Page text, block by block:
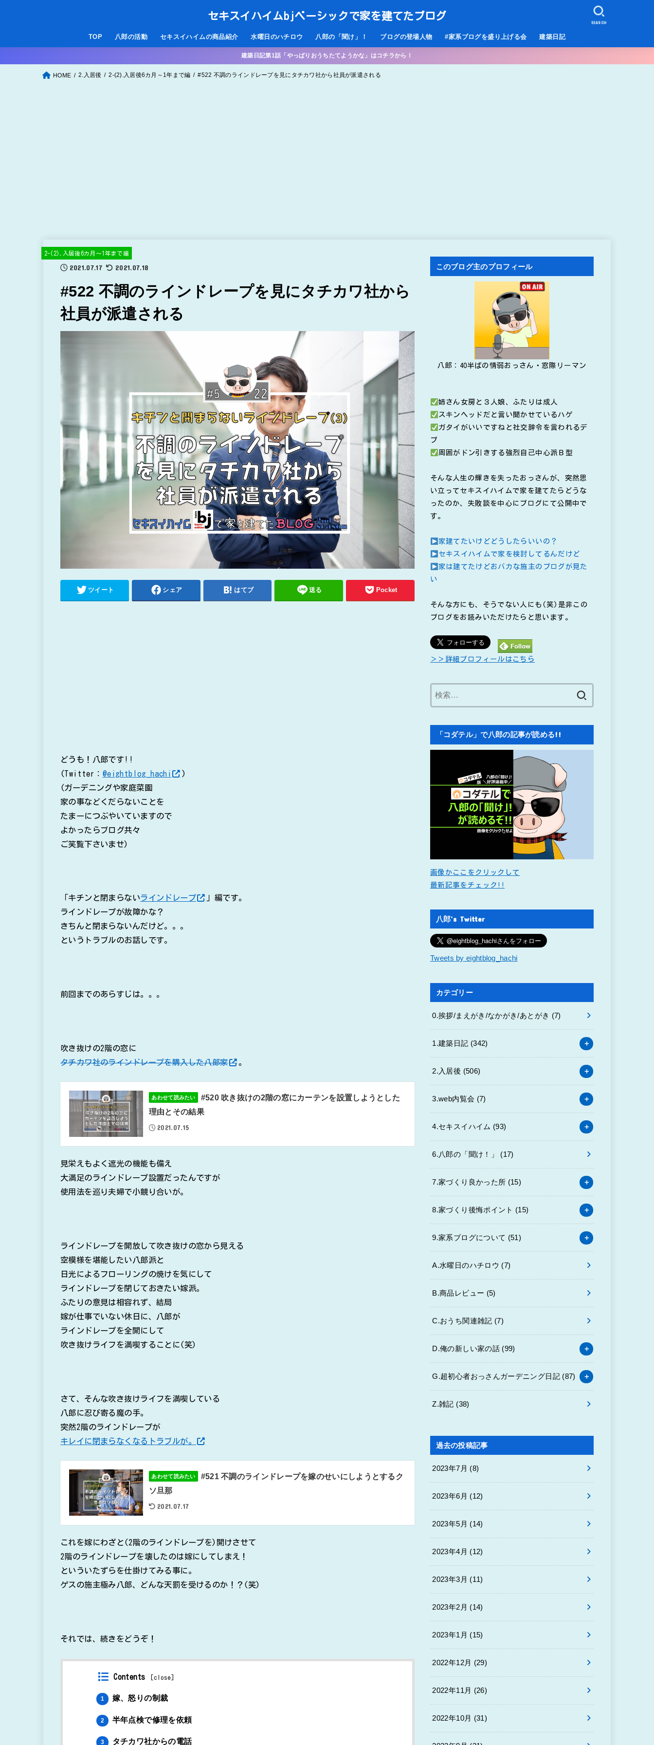
セキスイハイムbjベーシックで家を建てたブログ
TOP 八郎の活動 セキスイハイムの商品紹介 水曜日のハチロウ 八郎の「聞け」！ ブログの登場人物 #家系ブログを盛り上げる会 建築日記
SEARCH
建築日記第1話「やっぱりおうちたてようかな」はコチラから！
HOME 2.入居後 2-(2).入居後6カ月～1年まで編 #522 不調のラインドレープを見にタチカワ社から社員が派遣される
2-(2).入居後6カ月～1年まで編
2021.07.17 2021.07.18
#522 不調のラインドレープを見にタチカワ社から
社員が派遣される
ツイート シェア はてブ 送る Pocket
どうも！八郎です!!
(Twitter： @eightblog_hachi
)
(ガーデニングや家庭菜園
家の事などくだらないことを
たまーにつぶやいていますので
よかったらブログ共々
ご笑覧下さいませ)
「キチンと閉まらないラインドレープ
」編です。
ラインドレープが故障かな？
きちんと閉まらないんだけど。。。
というトラブルのお話しです。
前回までのあらすじは。。。
吹き抜けの2階の窓に
タチカワ社のラインドレープを購入した八郎家
。
あわせて読みたい
#520 吹き抜けの2階の窓にカーテンを設置しようとした
理由とその結果
2021.07.15
見栄えもよく遮光の機能も備え
大満足のラインドレープ設置だったんですが
使用法を巡り夫婦で小競り合いが。
ラインドレープを開放して吹き抜けの窓から見える
空模様を堪能したい八郎派と
日光によるフローリングの焼けを気にして
ラインドレープを閉じておきたい嫁派。
ふたりの意見は相容れず、結局
嫁が仕事でいない休日に、八郎が
ラインドレープを全開にして
吹き抜けライフを満喫することに(笑)
さて、そんな吹き抜けライフを満喫している
八郎に忍び寄る魔の手。
突然2階のラインドレープが
キレイに閉まらなくなるトラブルが。
あわせて読みたい
#521 不調のラインドレープを嫁のせいにしようとするク
ソ旦那
2021.07.17
これを嫁にわざと(2階のラインドレープを)開けさせて
2階のラインドレープを壊したのは嫁にしてしまえ！
といういたずらを仕掛けてみる事に。
ゲスの施主極み八郎、どんな天罰を受けるのか！？(笑)
それでは、続きをどうぞ！
Contents close
1 嫁、怒りの制裁
2 半年点検で修理を依頼
3 タチカワ社からの電話
このブログ主のプロフィール
八郎：40半ばの情弱おっさん・窓際リーマン
姉さん女房と３人娘、ふたりは成人
スキンヘッドだと言い聞かせているハゲ
ガタイがいいですねと社交辞令を言われるデ
ブ
周囲がドン引きする強烈自己中心派Ｂ型
そんな人生の輝きを失ったおっさんが、突然思
い立ってセキスイハイムで家を建てたらどうな
ったのか、失敗談を中心にブログにて公開中で
す。
家建てたいけどどうしたらいいの？
セキスイハイムで家を検討してるんだけど
家は建てたけどおバカな施主のブログが見た
い
そんな方にも、そうでない人にも(笑)是非この
ブログをお読みいただけたらと思います。
＞＞詳細プロフィールはこちら
「コダテル」で八郎の記事が読める!!
画像かここをクリックして
最新記事をチェック!!
八郎’s Twitter
Tweets by eightblog_hachi
カテゴリー
0.挨拶/まえがき/なかがき/あとがき (7)
1.建築日記 (342)
2.入居後 (506)
3.web内覧会 (7)
4.セキスイハイム (93)
6.八郎の「聞け！」 (17)
7.家づくり良かった所 (15)
8.家づくり後悔ポイント (15)
9.家系ブログについて (51)
A.水曜日のハチロウ (7)
B.商品レビュー (5)
C.おうち関連雑記 (7)
D.俺の新しい家の話 (99)
G.超初心者おっさんガーデニング日記 (87)
Z.雑記 (38)
過去の投稿記事
2023年7月 (8)
2023年6月 (12)
2023年5月 (14)
2023年4月 (12)
2023年3月 (11)
2023年2月 (14)
2023年1月 (15)
2022年12月 (29)
2022年11月 (26)
2022年10月 (31)